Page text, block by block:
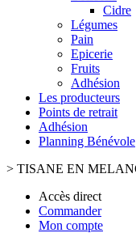
Cidre
Légumes
Pain
Epicerie
Fruits
Adhésion
Les producteurs
Points de retrait
Adhésion
Planning Bénévole
> TISANE EN
Accès direct
Commander
Mon compte